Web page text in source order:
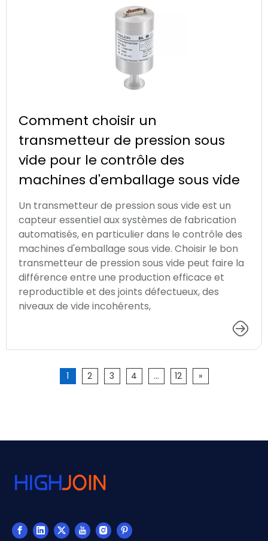
Comment choisir un
transmetteur de pression sous
vide pour le contrôle des
machines d'emballage sous vide
Un transmetteur de pression sous vide est un
capteur essentiel aux systèmes de fabrication
automatisés, en particulier dans le contrôle des
machines d'emballage sous vide. Choisir le bon
transmetteur de pression sous vide peut faire la
différence entre une production efficace et
reproductible et des joints défectueux, des
niveaux de vide incohérents,
1 2 3 4 ... 12 »